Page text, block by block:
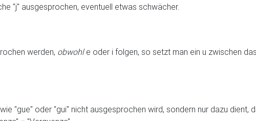
"j" ausgesprochen, eventuell etwas schwächer.
werden, obwohle oder i folgen, so setzt man ein u zwischen
"gue" oder "gui" nicht ausgesprochen wird, sondern nur dazu